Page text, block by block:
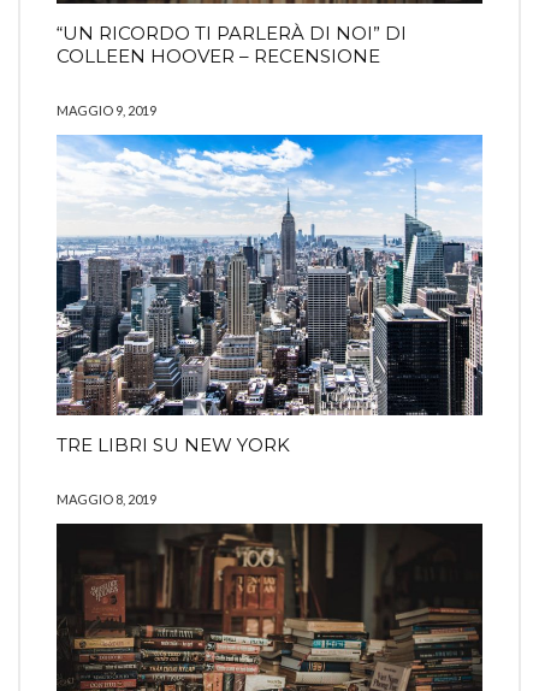
“UN RICORDO TI PARLERÀ DI NOI” DI
COLLEEN HOOVER – RECENSIONE
MAGGIO 9, 2019
TRE LIBRI SU NEW YORK
MAGGIO 8, 2019